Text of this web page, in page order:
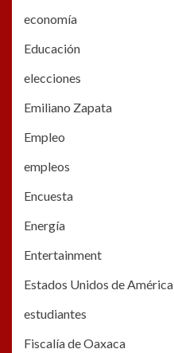
economía
Educación
elecciones
Emiliano Zapata
Empleo
empleos
Encuesta
Energía
Entertainment
Estados Unidos de América
estudiantes
Fiscalía de Oaxaca